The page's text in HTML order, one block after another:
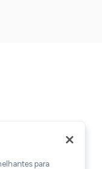
para